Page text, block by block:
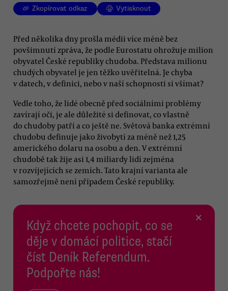
Zkopírovat odkaz Vytisknout
Před několika dny prošla médii více méně bez
povšimnutí zpráva, že podle Eurostatu ohrožuje milion
obyvatel České republiky chudoba. Představa milionu
chudých obyvatel je jen těžko uvěřitelná. Je chyba
v datech, v definici, nebo v naší schopnosti si všímat?
Vedle toho, že lidé obecně před sociálními problémy
zavírají oči, je ale důležité si definovat, co vlastně
do chudoby patří a co ještě ne. Světová banka extrémní
chudobu definuje jako živobytí za méně než 1,25
amerického dolaru na osobu a den. V extrémní
chudobě tak žije asi 1,4 miliardy lidí zejména
v rozvíjejících se zemích. Tato krajní varianta ale
samozřejmě není případem České republiky.
Když chcete pochopit, co se
děje v domácí politice, stačí
číst Deník Referendum.
Podpořte nás!
×